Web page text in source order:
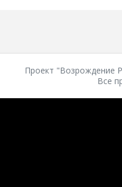
Проект "Возрождение
Все